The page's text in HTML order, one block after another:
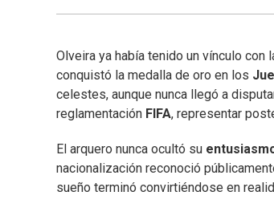
Olveira ya había tenido un vínculo con
conquistó la medalla de oro en los
celestes, aunque nunca llegó a
reglamentación FIFA, representar
El arquero nunca ocultó su
nacionalización reconoció
sueño terminó convirtiéndose en